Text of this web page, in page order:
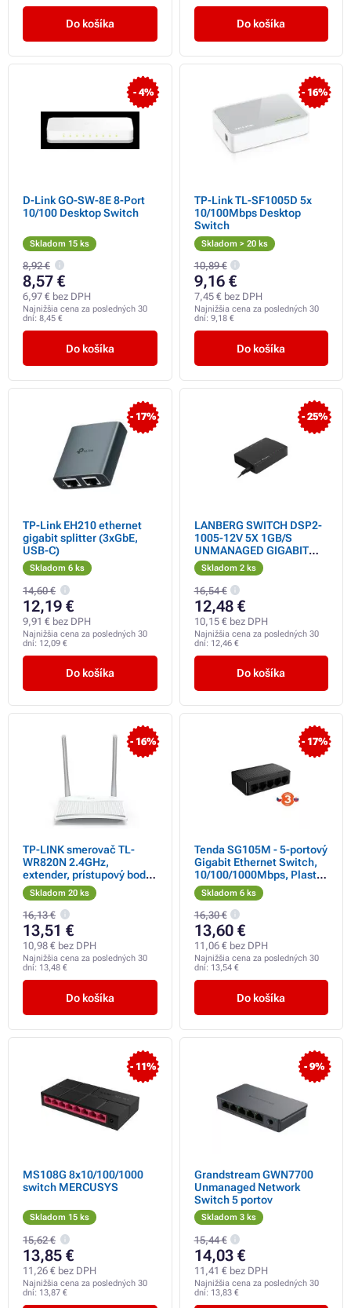
Do košíka Do košíka
- 4%
D-Link GO-SW-8E 8-Port
10/100 Desktop Switch
Skladom 15 ks
8,92 €
8,57 €
6,97 € bez DPH
Najnižšia cena za posledných 30
dní: 8,45 €
Do košíka
- 16%
TP-Link TL-SF1005D 5x
10/100Mbps Desktop
Switch
Skladom > 20 ks
10,89 €
9,16 €
7,45 € bez DPH
Najnižšia cena za posledných 30
dní: 9,18 €
Do košíka
- 17%
TP-Link EH210 ethernet
gigabit splitter (3xGbE,
USB-C)
Skladom 6 ks
14,60 €
12,19 €
9,91 € bez DPH
Najnižšia cena za posledných 30
dní: 12,09 €
Do košíka
- 25%
LANBERG SWITCH DSP2-
1005-12V 5X 1GB/S
UNMANAGED GIGABIT
ETHERNET DESKTOP 12V
Skladom 2 ks
16,54 €
12,48 €
10,15 € bez DPH
Najnižšia cena za posledných 30
dní: 12,46 €
Do košíka
- 16%
TP-LINK smerovač TL-
WR820N 2.4GHz,
extender, prístupový bod,
IPv6, 300Mbps, externá
pevná anténa, 802.11n,
VLAN, WPS, sieť pre hostí
Skladom 20 ks
16,13 €
13,51 €
10,98 € bez DPH
Najnižšia cena za posledných 30
dní: 13,48 €
Do košíka
- 17%
Tenda SG105M - 5-portový
Gigabit Ethernet Switch,
10/100/1000Mbps, Plast,
Desktop
Skladom 6 ks
16,30 €
13,60 €
11,06 € bez DPH
Najnižšia cena za posledných 30
dní: 13,54 €
Do košíka
- 11%
MS108G 8x10/100/1000
switch MERCUSYS
Skladom 15 ks
15,62 €
13,85 €
11,26 € bez DPH
Najnižšia cena za posledných 30
dní: 13,87 €
- 9%
Grandstream GWN7700
Unmanaged Network
Switch 5 portov
Skladom 3 ks
15,44 €
14,03 €
11,41 € bez DPH
Najnižšia cena za posledných 30
dní: 13,83 €